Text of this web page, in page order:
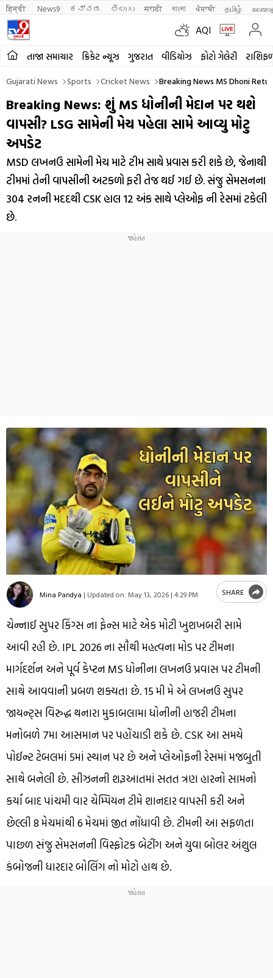
हिन्दी News9 ಕನ್ನಡ తెలుగు मराठी বাংলা ਪੰਜਾਬੀ தமிழ்
AQI
તાજા સમાચાર ક્રિકેટ ન્યૂઝ ગુજરાત વીડિયોઝ ફોટો ગેલેરી
Gujarati News Sports Cricket News Breaking News MS Dhoni
Breaking News: શું MS ધોનીની મેદાન પર થશે
વાપસી? LSG સામેની મેચ પહેલા સામે આવ્યુ મોટુ
અપડેટ
MSD લખનઉ સામેની મેચ માટે ટીમ સાથે પ્રવાસ કરી શકે છે, જેનાથી
ટીમમાં તેની વાપસીની અટકળો ફરી તેજ થઈ ગઈ છે. સંજુ સેમસનના
304 રનની મદદથી CSK હાલ 12 અંક સાથે પ્લેઓફ ની રેસમાં ટકેલી
છે.
Mina Pandya | Updated on: May 13, 2026 | 4:29 PM SHARE
ચેન્નાઈ સુપર કિંગ્સ ના ફેન્સ માટે એક મોટી ખુશખબરી સામે
આવી રહી છે. IPL 2026 ના સૌથી મહત્વના મોડ પર ટીમના
માર્ગદર્શન અને પૂર્વ કેપ્ટન MS ધોનીના લખનઉ પ્રવાસ પર ટીમની
સાથે આવવાની પ્રબળ શક્યતા છે. 15 મી મે એ લખનઉ સુપર
જાયન્ટ્સ વિરુદ્ધ થનારા મુકાબલામા ધોનીની હાજરી ટીમના
મનોબળે 7મા આસમાન પર પહોંચાડી શકે છે. CSK આ સમયે
પોઈન્ટ ટેબલમાં 5માં સ્થાન પર છે અને પ્લેઓફની રેસમાં મજબુતી
સાથે બનેલી છે. સીઝનની શરૂઆતમાં સતત ત્રણ હારનો સામનો
કર્યા બાદ પાંચમી વાર ચેમ્પિયન ટીમે શાનદાર વાપસી કરી અને
છેલ્લી 8 મેચમાંથી 6 મેચમાં જીત નોંધાવી છે. ટીમની આ સફળતા
પાછળ સંજુ સેમસનની વિસ્ફોટક બેટીંગ અને યુવા બોલર અંશુલ
કંબોજની ધારદાર બોલિંગ નો મોટો હાથ છે.